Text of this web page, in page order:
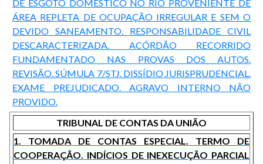
DE ESGOTO DOMÉSTICO NO RIO PROVENIENTE DE
ÁREA REPLETA DE OCUPAÇÃO IRREGULAR E SEM O
DEVIDO SANEAMENTO. RESPONSABILIDADE CIVIL
DESCARACTERIZADA. ACÓRDÃO RECORRIDO
FUNDAMENTADO NAS PROVAS DOS AUTOS.
REVISÃO. SÚMULA 7/STJ. DISSÍDIO JURISPRUDENCIAL.
EXAME PREJUDICADO. AGRAVO INTERNO NÃO
PROVIDO.
TRIBUNAL DE CONTAS DA UNIÃO
1. TOMADA DE CONTAS ESPECIAL. TERMO DE
COOPERAÇÃO. INDÍCIOS DE INEXECUÇÃO PARCIAL